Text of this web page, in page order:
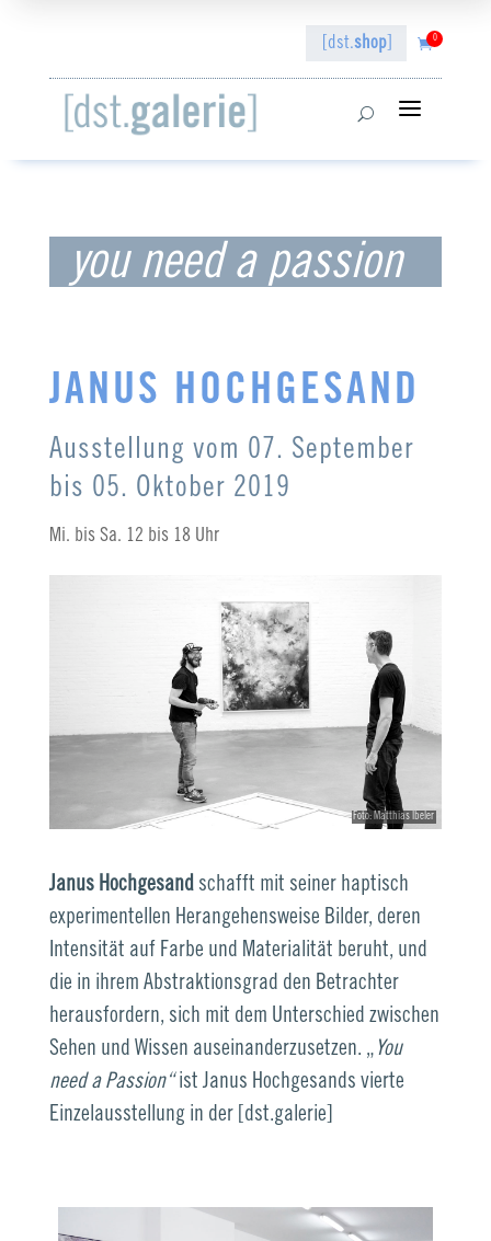
[dst.shop 0
U a
you need a passion
JANUS HOCHGESAND
Ausstellung vom 07 . September
bis 05. Oktober 2019
Mi. bis Sa. 12 bis 18 Uhr
Foto: Matthias Ibeler
Janus Hochgesandschafft mit seiner haptisch
experimentellen Herangehensweise Bilder, deren
Intensität auf Farbe und Materialität beruht, und
die in ihrem Abstraktionsgrad den Betrachter
herausfordern, sich mit dem Unterschied zwischen
Sehen und Wissen auseinanderzusetzen. „ You
need a Passion“ist Janus Hochgesands vierte
Einzelausstellung in der [dst.galerie]